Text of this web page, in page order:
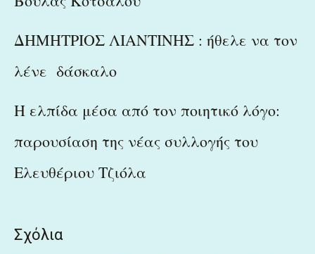
ΔΗΜΗΤΡΙΟΣ ΛΙΑΝΤΙΝΗΣ : ήθελε να τον
λένε δάσκαλο
Η ελπίδα μέσα από τον ποιητικό λόγο:
παρουσίαση της νέας συλλογής του
Ελευθέριου Τζιόλα
Σχόλια